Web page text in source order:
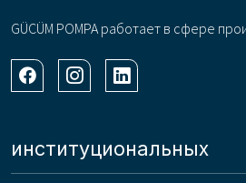
GÜCÜM POMPA работает в сфере
институциональных